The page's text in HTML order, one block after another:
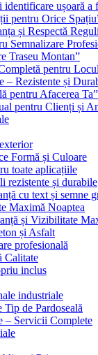
identificare ușoară a
pentru Orice
și Respectă
Semnalizare
Traseu Montan”
pentru
– Rezistente și
pentru Afacerea Ta”
pentru Clienți și
Formă și Culoare
toate aplicațiile
rezistente și durabile
cu text și semne
Maximă Noaptea
și Vizibilitate
și Asfalt
profesională
Calitate
inclus
industriale
de Pardoseală
– Servicii Complete